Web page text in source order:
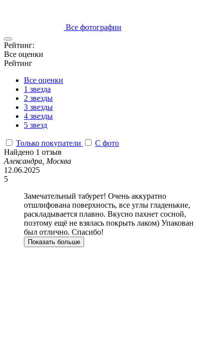
Все фотографии
Рейтинг:
Все оценки
Рейтинг
Все оценки
1 звезда
2 звезды
3 звезды
4 звезды
5 звезд
Только покупатели
С фото
Найдено 1 отзыв
Александра, Москва
12.06.2025
5
Замечательный табурет! Очень аккуратно
отшлифована поверхность, все углы гладенькие,
раскладывается плавно. Вкусно пахнет сосной,
поэтому ещё не взялась покрыть лаком) Упакован
был отлично. Спасибо!
Показать больше